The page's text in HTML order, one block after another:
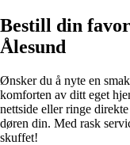
Bestill din
Ålesund
Ønsker du å nyte en
komforten av ditt eget
nettside eller ringe
døren din. Med rask
skuffet!